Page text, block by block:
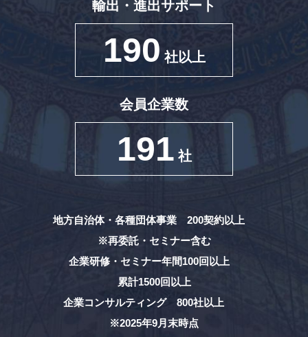
輸出・進出サポート
190 社以上
会員企業数
191 社
地方自治体・各種団体事業 200契約以上
※再委託・セミナー含む
企業研修・セミナー年間100回以上
累計1500回以上
企業コンサルティング 800社以上
※2025年9月末時点